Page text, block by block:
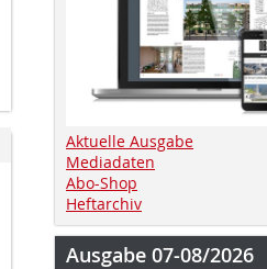
Aktuelle Ausgabe
Mediadaten
Abo-Shop
Heftarchiv
Ausgabe 07-08/2026